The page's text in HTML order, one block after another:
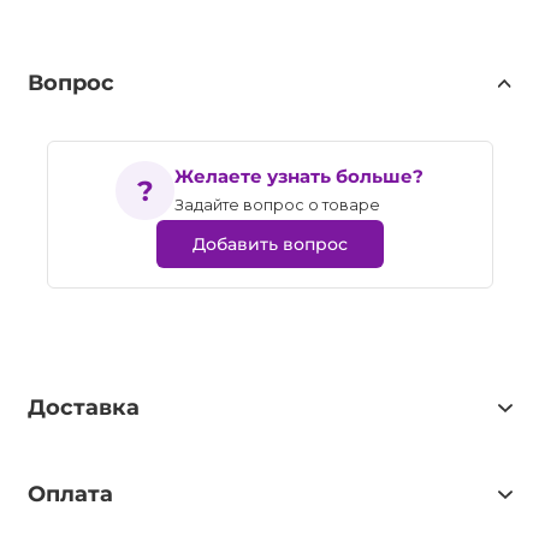
Вопрос
Желаете узнать больше?
Задайте вопрос о товаре
Добавить вопрос
Доставка
Оплата